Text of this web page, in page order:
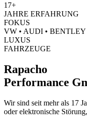
17+
JAHRE ERFAHRUNG
FOKUS
VW • AUDI • BENTLEY
LUXUS
FAHRZEUGE
Rapacho
Performance
Wir sind seit mehr als 17
oder elektronische